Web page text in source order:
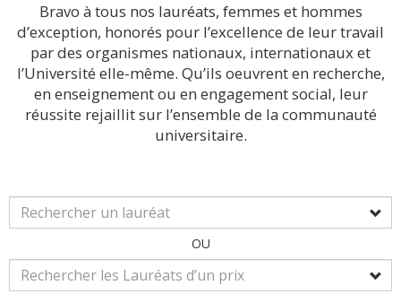
Bravo à tous nos lauréats, femmes et hommes
d’exception, honorés pour l’excellence de leur travail
par des organismes nationaux, internationaux et
l’Université elle-même. Qu’ils oeuvrent en recherche,
en enseignement ou en engagement social, leur
réussite rejaillit sur l’ensemble de la communauté
universitaire.
OU